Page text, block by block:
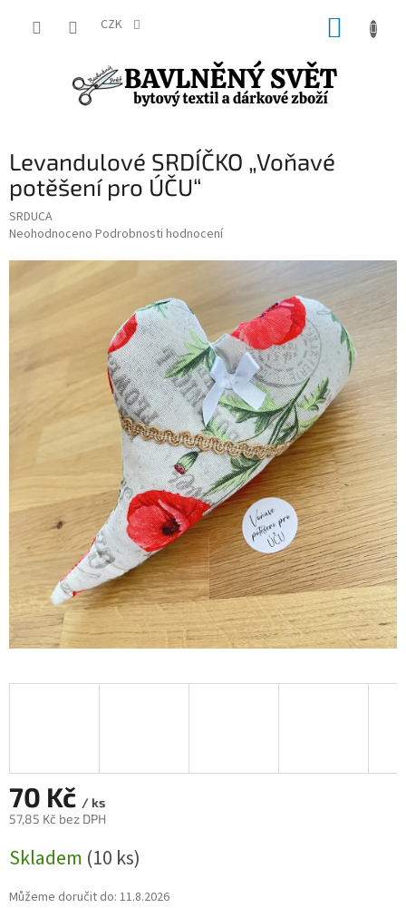
CZK
Levandulové SRDÍČKO „Voňavé
potěšení pro ÚČU“
SRDUCA
Průměrné
Neohodnoceno Podrobnosti hodnocení
70 Kč / ks
57,85 Kč bez DPH
cena:
Skladem (10 ks)
Můžeme doručit do: 11.8.2026